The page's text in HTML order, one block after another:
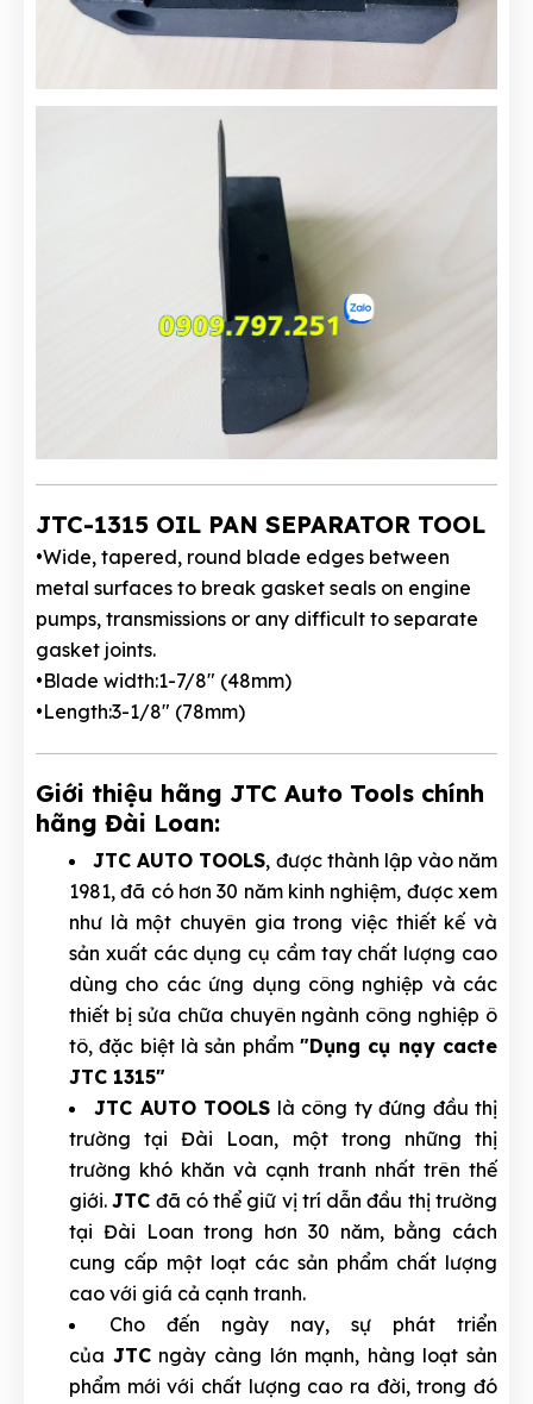
JTC-1315 OIL PAN SEPARATOR TOOL
•Wide, tapered, round blade edges between
metal surfaces to break gasket seals on engine
pumps, transmissions or any difficult to separate
gasket joints.
•Blade width:1-7/8" (48mm)
•Length:3-1/8" (78mm)
Giới thiệu hãng JTC Auto Tools chính
hãng Đài Loan:
JTC AUTO TOOLS, được thành lập vào năm
1981, đã có hơn 30 năm kinh nghiệm, được xem
như là một chuyên gia trong việc thiết kế và
sản xuất các dụng cụ cầm tay chất lượng cao
dùng cho các ứng dụng công nghiệp và các
thiết bị sửa chữa chuyên ngành công nghiệp ô
tô, đặc biệt là sản phẩm "Dụng cụ nạy cacte
JTC 1315"
JTC AUTO TOOLS là công ty đứng đầu thị
trường tại Đài Loan, một trong những thị
trường khó khăn và cạnh tranh nhất trên thế
giới.JTC đã có thể giữ vị trí dẫn đầu thị trường
tại Đài Loan trong hơn 30 năm, bằng cách
cung cấp một loạt các sản phẩm chất lượng
cao với giá cả cạnh tranh.
Cho đến ngày nay, sự phát triển
của JTCngày càng lớn mạnh, hàng loạt sản
phẩm mới với chất lượng cao ra đời, trong đó